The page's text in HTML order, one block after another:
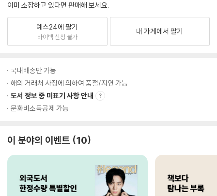
이미 소장하고 있다면 판매해 보세요.
예스24에 팔기
바이백 신청 불가
내 가게에서 팔기
국내배송만 가능
해외 거래처 사정에 의하여 품절/지연 가능
도서 정보 중 미표기 사항 안내
문화비소득공제 가능
이 분야의 이벤트 10